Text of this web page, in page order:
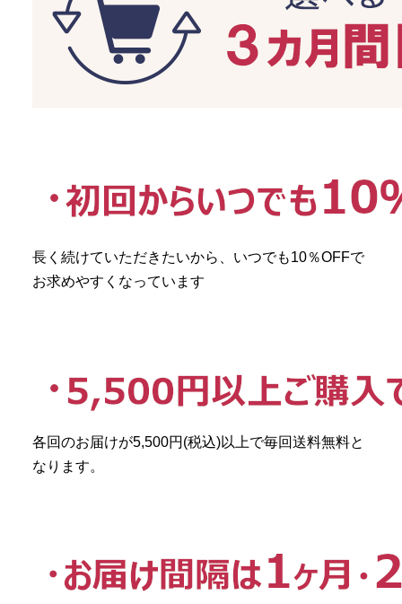
長く続けていただきたいから、いつでも10％OFFで
お求めやすくなっています
各回のお届けが5,500円(税込)以上で毎回送料無料と
なります。